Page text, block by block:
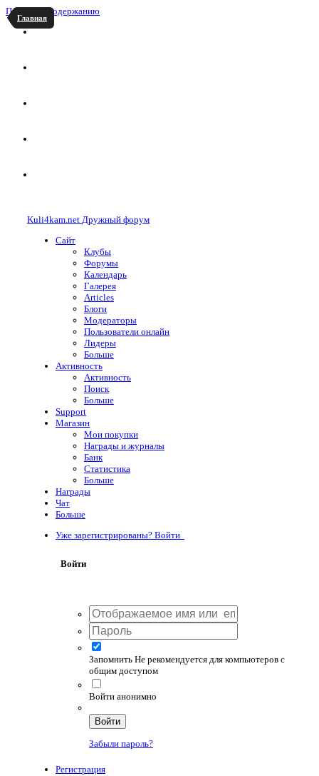
Перейти к содержанию
Главная
Kuli4kam.net Дружный форум
Сайт
Клубы
Форумы
Календарь
Галерея
Articles
Блоги
Модераторы
Пользователи онлайн
Лидеры
Больше
Активность
Активность
Поиск
Больше
Support
Магазин
Мои покупки
Награды и журналы
Банк
Статистика
Больше
Награды
Чат
Больше
Уже зарегистрированы? Войти
Войти
Запомнить Не рекомендуется для компьютеров с
общим доступом
Войти анонимно
Войти
Забыли пароль?
Регистрация